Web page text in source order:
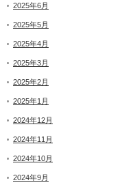
2025年6月
2025年5月
2025年4月
2025年3月
2025年2月
2025年1月
2024年12月
2024年11月
2024年10月
2024年9月